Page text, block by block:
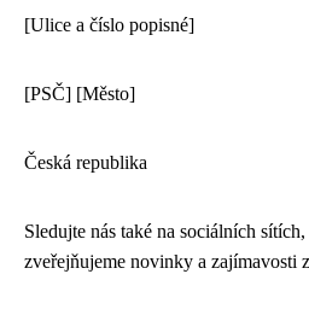
[Ulice a číslo popisné]
[PSČ] [Město]
Česká republika
Sledujte nás také na sociálních
zveřejňujeme novinky a zajímavosti